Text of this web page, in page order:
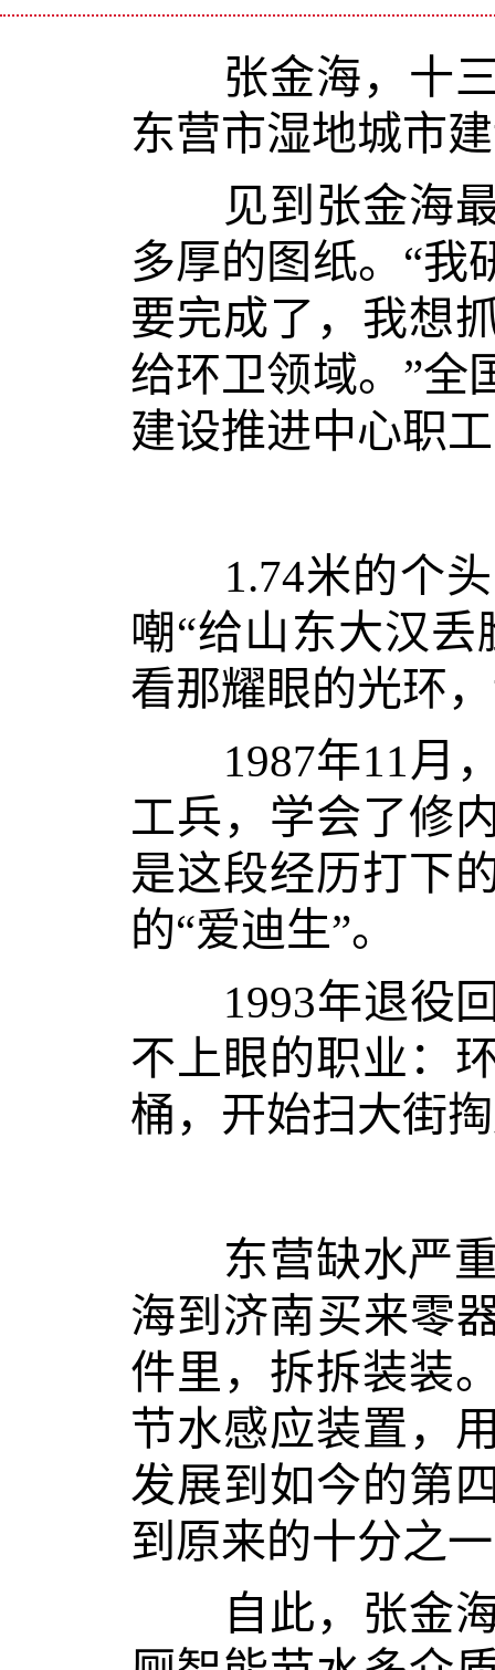
张金海，十
东营市湿地城市
见到张金海最
多厚的图纸。“我
要完成了，我想
给环卫领域。”全
建设推进中心职
1.74米的个头
嘲“给山东大汉
看那耀眼的光环
1987年11月，
工兵，学会了修
是这段经历打下
的“爱迪生”。
1993年退役回
不上眼的职业：
桶，开始扫大街
东营缺水严重
海到济南买来零
件里，拆拆装装
节水感应装置，
发展到如今的第
到原来的十分之
自此，张金海